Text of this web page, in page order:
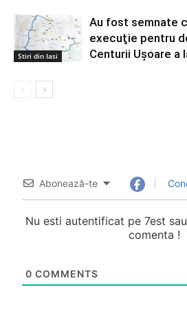
Stiri din Iasi
Au fost semnate
execuţie pentru
Centurii Uşoare a
Abonează-te
Nu esti autentificat pe 7est
comenta !
0 COMMENTS